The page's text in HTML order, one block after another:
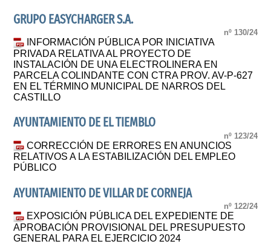
GRUPO EASYCHARGER S.A.
nº 130/24
INFORMACIÓN PÚBLICA POR INICIATIVA
PRIVADA RELATIVA AL PROYECTO DE
INSTALACIÓN DE UNA ELECTROLINERA EN
PARCELA COLINDANTE CON CTRA PROV. AV-P-627
EN EL TÉRMINO MUNICIPAL DE NARROS DEL
CASTILLO
AYUNTAMIENTO DE EL TIEMBLO
nº 123/24
CORRECCIÓN DE ERRORES EN ANUNCIOS
RELATIVOS A LA ESTABILIZACIÓN DEL EMPLEO
PÚBLICO
AYUNTAMIENTO DE VILLAR DE CORNEJA
nº 122/24
EXPOSICIÓN PÚBLICA DEL EXPEDIENTE DE
APROBACIÓN PROVISIONAL DEL PRESUPUESTO
GENERAL PARA EL EJERCICIO 2024